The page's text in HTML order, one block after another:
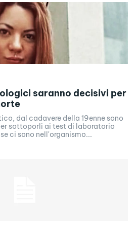
saranno decisivi per
dal cadavere della 19enne sono
sottoporli ai test di laboratorio
ci sono nell'organismo...